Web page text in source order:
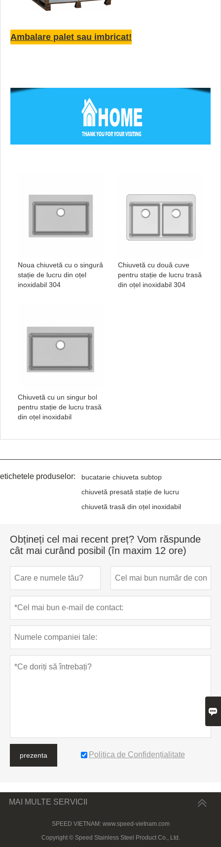
Ambalare palet sau imbricat!
Noua chiuvetă cu o singură
stație de lucru din oțel
inoxidabil 304
Chiuvetă cu două cuve
pentru stație de lucru trasă
din oțel inoxidabil 304
Chiuvetă cu un singur bol
pentru stație de lucru trasă
din oțel inoxidabil
etichetele produselor:
bucatarie chiuveta subtop
chiuvetă presată stație de lucru
chiuvetă trasă din oțel inoxidabil
Obțineți cel mai recent preț? Vom răspunde
cât mai curând posibil (în maxim 12 ore)
prezenta Politica de Confidențialitate
MAI MULTE SERVICII
SPEED VIETNAM: www.speed-vietnam.com
Copyright © Speed ​​Stainless Steel Product Co., Ltd.
